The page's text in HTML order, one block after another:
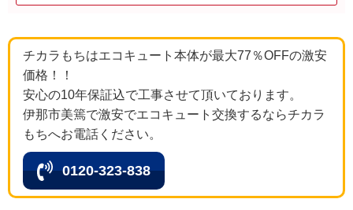
チカラもちはエコキュート本体が最大77％OFFの激安
価格！！
安心の10年保証込で工事させて頂いております。
伊那市美篶で激安でエコキュート交換するならチカラ
もちへお電話ください。
0120-323-838